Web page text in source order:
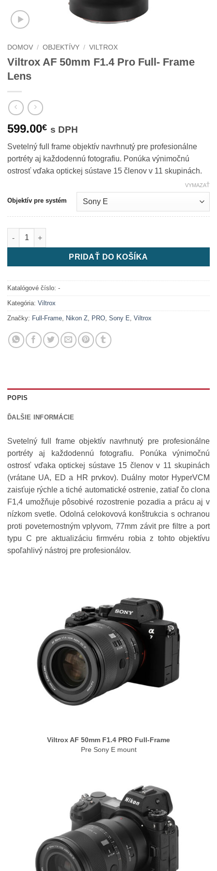
DOMOV / OBJEKTÍVY / VILTROX
Viltrox AF 50mm F1.4 Pro Full- Frame
Lens
599.00€ s DPH
Svetelný full frame objektív navrhnutý pre profesionálne
portréty aj každodennú fotografiu. Ponúka výnimočnú
ostrosť vďaka optickej sústave 15 členov v 11 skupinách.
Objektív pre systém
VYMAZAŤ
množstvo Viltrox AF 50mm F1.4 Pro Full- Frame Lens
PRIDAŤ DO KOŠÍKA
Katalógové číslo: -
Kategória: Viltrox
Značky: Full-Frame, Nikon Z, PRO, Sony E, Viltrox
POPIS
ĎALŠIE INFORMÁCIE
Svetelný full frame objektív navrhnutý pre profesionálne
portréty aj každodennú fotografiu. Ponúka výnimočnú
ostrosť vďaka optickej sústave 15 členov v 11 skupinách
(vrátane UA, ED a HR prvkov). Duálny motor HyperVCM
zaisťuje rýchle a tiché automatické ostrenie, zatiaľ čo clona
F1,4 umožňuje pôsobivé rozostrenie pozadia a prácu aj v
nízkom svetle. Odolná celokovová konštrukcia s ochranou
proti poveternostným vplyvom, 77mm závit pre filtre a port
typu C pre aktualizáciu firmvéru robia z tohto objektívu
spoľahlivý nástroj pre profesionálov.
Viltrox AF 50mm F1.4 PRO Full-Frame
Pre Sony E mount